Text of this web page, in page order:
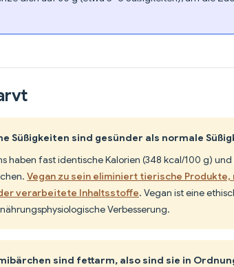
Süßigkeiten sind gesünder als normale
haben fast identische Kalorien (348 kcal/100 g)
Vegan zu sein eliminiert tierische
verarbeitete Inhaltsstoffe. Vegan ist eine
Verbesserung.
sind fettarm, also sind sie in